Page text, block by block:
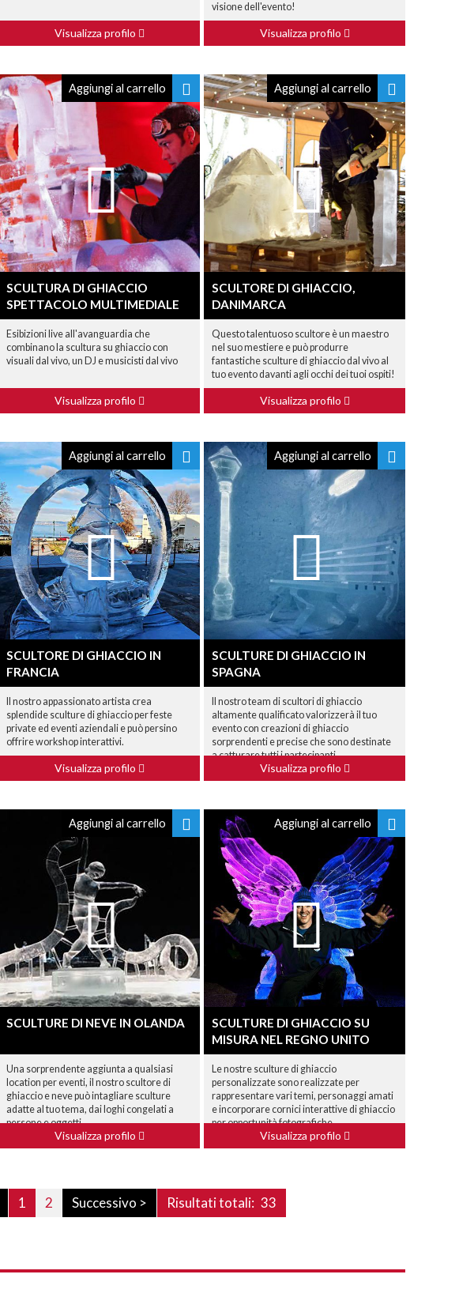
Visualizza profilo
visione dell'evento!
Visualizza profilo
Aggiungi al carrello
SCULTURA DI GHIACCIO
SPETTACOLO MULTIMEDIALE
Esibizioni live all'avanguardia che
combinano la scultura su ghiaccio con
visuali dal vivo, un DJ e musicisti dal vivo
Visualizza profilo
Aggiungi al carrello
SCULTORE DI GHIACCIO,
DANIMARCA
Questo talentuoso scultore è un maestro
nel suo mestiere e può produrre
fantastiche sculture di ghiaccio dal vivo al
tuo evento davanti agli occhi dei tuoi ospiti!
Visualizza profilo
Aggiungi al carrello
SCULTORE DI GHIACCIO IN
FRANCIA
Il nostro appassionato artista crea
splendide sculture di ghiaccio per feste
private ed eventi aziendali e può persino
offrire workshop interattivi.
Visualizza profilo
Aggiungi al carrello
SCULTURE DI GHIACCIO IN
SPAGNA
Il nostro team di scultori di ghiaccio
altamente qualificato valorizzerà il tuo
evento con creazioni di ghiaccio
sorprendenti e precise che sono destinate
a catturare tutti i partecipanti.
Visualizza profilo
Aggiungi al carrello
SCULTURE DI NEVE IN OLANDA
Una sorprendente aggiunta a qualsiasi
location per eventi, il nostro scultore di
ghiaccio e neve può intagliare sculture
adatte al tuo tema, dai loghi congelati a
persone e oggetti.
Visualizza profilo
Aggiungi al carrello
SCULTURE DI GHIACCIO SU
MISURA NEL REGNO UNITO
Le nostre sculture di ghiaccio
personalizzate sono realizzate per
rappresentare vari temi, personaggi amati
e incorporare cornici interattive di ghiaccio
per opportunità fotografiche.
Visualizza profilo
1 2 Successivo > Risultati totali: 33